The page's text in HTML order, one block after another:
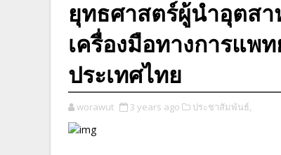
ยุทธศาสตร์ผู้นำอุตส
เครื่องมือทางการแพ
ประเทศไทย
worawut 3 years ago ประชาสัมพันธ์,